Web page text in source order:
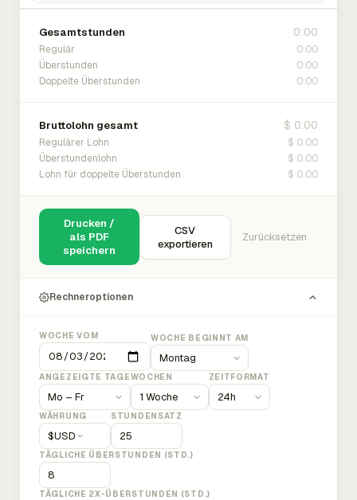
Gesamtstunden 0:00
Regulär 0:00
Überstunden 0:00
Doppelte Überstunden 0:00
Bruttolohn gesamt $ 0.00
Regulärer Lohn $ 0.00
Überstundenlohn $ 0.00
Lohn für doppelte Überstunden $ 0.00
Drucken /
als PDF
speichern
CSV
exportieren
Zurücksetzen
Rechneroptionen
WOCHE VOM WOCHE BEGINNT AM
ANGEZEIGTE TAGEWOCHEN ZEITFORMAT
WÄHRUNG
$USD
STUNDENSATZ
TÄGLICHE ÜBERSTUNDEN (STD.)
TÄGLICHE 2X-ÜBERSTUNDEN (STD.)